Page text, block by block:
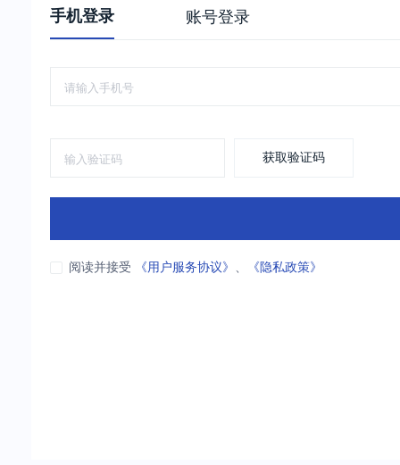
手机登录 账号登录
获取验证码
阅读并接受 《用户服务协议》 、 《隐私政策》